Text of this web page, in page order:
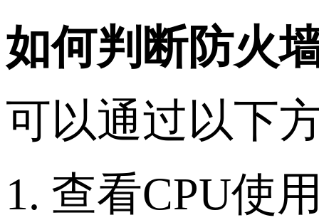
如何判断防火
可以通过以下
1. 查看CPU使